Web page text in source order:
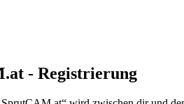
- Registrierung